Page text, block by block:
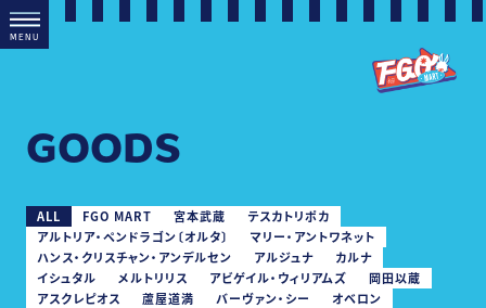
M E N U
GOODS
ALL FGO MART 宮本武蔵
テスカトリポカ
アルトリア・ペンドラゴン〔オルタ〕
マリー・アントワネット
ハンス・クリスチャン・アンデルセン
アルジュナ
カルナ
イシュタル
メルトリリス アビゲイル・ウィリアムズ
岡田以蔵
アスクレピオス
蘆屋道満 バーヴァン・シー
オベロン
チケット価格
グッズ付きチケット 1,000円